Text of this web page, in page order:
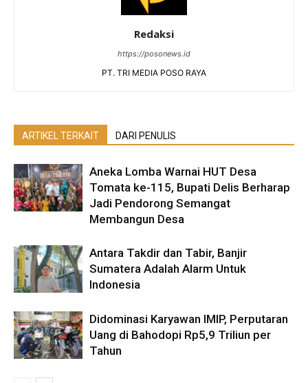
Redaksi
https://posonews.id
PT. TRI MEDIA POSO RAYA
ARTIKEL TERKAIT DARI PENULIS
Aneka Lomba Warnai HUT Desa
Tomata ke-115, Bupati Delis Berharap
Jadi Pendorong Semangat
Membangun Desa
Antara Takdir dan Tabir, Banjir
Sumatera Adalah Alarm Untuk
Indonesia
Didominasi Karyawan IMIP, Perputaran
Uang di Bahodopi Rp5,9 Triliun per
Tahun